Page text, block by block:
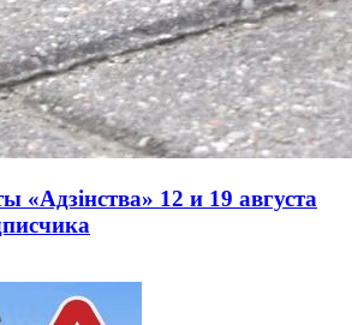
«Адзінства» 12 и 19 августа